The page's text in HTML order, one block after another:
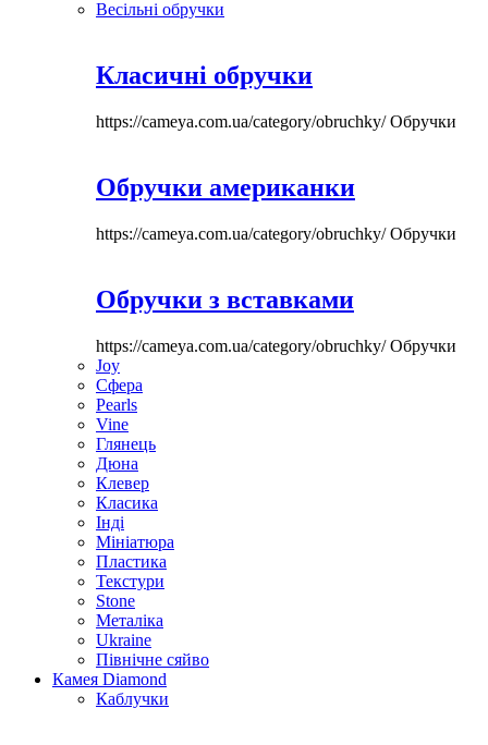
Весільні обручки
Класичні обручки
https://cameya.com.ua/category/obruchky/Обручки
Обручки американки
https://cameya.com.ua/category/obruchky/Обручки
Обручки з вставками
https://cameya.com.ua/category/obruchky/Обручки
Joy
Сфера
Pearls
Vine
Глянець
Дюна
Клевер
Класика
Інді
Мініатюра
Пластика
Текстури
Stone
Металіка
Ukraine
Північне сяйво
Камея Diamond
Каблучки